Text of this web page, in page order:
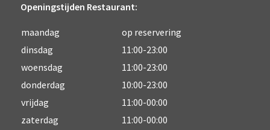
Openingstijden Restaurant:
maandag
op reservering
dinsdag
11:00-23:00
woensdag
11:00-23:00
donderdag
10:00-23:00
vrijdag
11:00-00:00
zaterdag
11:00-00:00